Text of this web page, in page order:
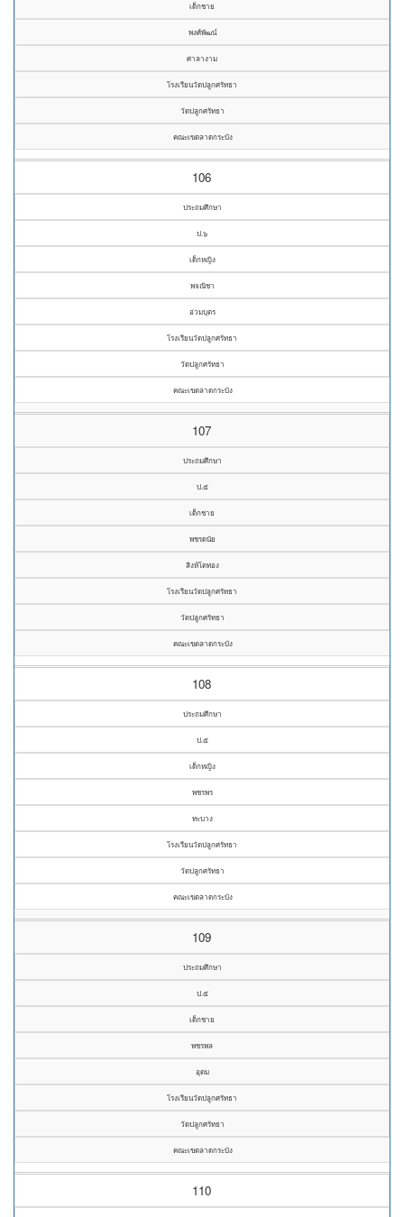
เด็กชาย
พงศ์พัฒน์
ศาลางาม
โรงเรียนวัดปลูกศรัทธา
วัดปลูกศรัทธา
คณะเขตลาดกระบัง
106
ประถมศึกษา
ป.๖
เด็กหญิง
พจณิชา
อ่วมบุตร
โรงเรียนวัดปลูกศรัทธา
วัดปลูกศรัทธา
คณะเขตลาดกระบัง
107
ประถมศึกษา
ป.๕
เด็กชาย
พชรดนัย
สิงห์โตทอง
โรงเรียนวัดปลูกศรัทธา
วัดปลูกศรัทธา
คณะเขตลาดกระบัง
108
ประถมศึกษา
ป.๕
เด็กหญิง
พชรพร
ทะบาง
โรงเรียนวัดปลูกศรัทธา
วัดปลูกศรัทธา
คณะเขตลาดกระบัง
109
ประถมศึกษา
ป.๕
เด็กชาย
พชรพล
อุดม
โรงเรียนวัดปลูกศรัทธา
วัดปลูกศรัทธา
คณะเขตลาดกระบัง
110